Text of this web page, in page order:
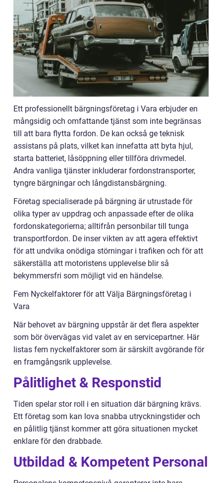
Ett professionellt bärgningsföretag i Vara erbjuder en
mångsidig och omfattande tjänst som inte begränsas
till att bara flytta fordon. De kan också ge teknisk
assistans på plats, vilket kan innefatta att byta hjul,
starta batteriet, låsöppning eller tillföra drivmedel.
Andra vanliga tjänster inkluderar fordonstransporter,
tyngre bärgningar och långdistansbärgning.
Företag specialiserade på bärgning är utrustade för
olika typer av uppdrag och anpassade efter de olika
fordonskategorierna; alltifrån personbilar till tunga
transportfordon. De inser vikten av att agera effektivt
för att undvika onödiga störningar i trafiken och för att
säkerställa att motoristens upplevelse blir så
bekymmersfri som möjligt vid en händelse.
Fem Nyckelfaktorer för att Välja Bärgningsföretag i
Vara
När behovet av bärgning uppstår är det flera aspekter
som bör övervägas vid valet av en servicepartner. Här
listas fem nyckelfaktorer som är särskilt avgörande för
en framgångsrik upplevelse.
Pålitlighet & Responstid
Tiden spelar stor roll i en situation där bärgning krävs.
Ett företag som kan lova snabba utryckningstider och
en pålitlig tjänst kommer att göra situationen mycket
enklare för den drabbade.
Utbildad & Kompetent Personal